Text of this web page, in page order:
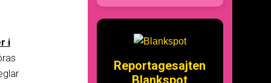
i
Reportagesajten
Blankspot